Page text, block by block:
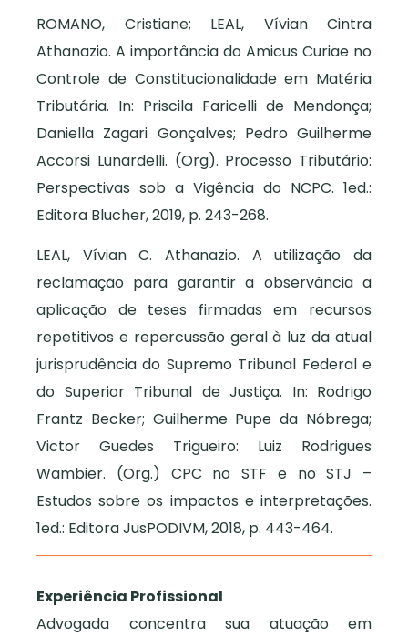
ROMANO, Cristiane; LEAL, Vívian Cintra
Athanazio. A importância do Amicus Curiae no
Controle de Constitucionalidade em Matéria
Tributária. In: Priscila Faricelli de Mendonça;
Daniella Zagari Gonçalves; Pedro Guilherme
Accorsi Lunardelli. (Org). Processo Tributário:
Perspectivas sob a Vigência do NCPC. 1ed.:
Editora Blucher, 2019, p. 243-268.
LEAL, Vívian C. Athanazio. A utilização da
reclamação para garantir a observância a
aplicação de teses firmadas em recursos
repetitivos e repercussão geral à luz da atual
jurisprudência do Supremo Tribunal Federal e
do Superior Tribunal de Justiça. In: Rodrigo
Frantz Becker; Guilherme Pupe da Nóbrega;
Victor Guedes Trigueiro: Luiz Rodrigues
Wambier. (Org.) CPC no STF e no STJ –
Estudos sobre os impactos e interpretações.
1ed.: Editora JusPODIVM, 2018, p. 443-464.
Experiência Profissional
Advogada concentra sua atuação em